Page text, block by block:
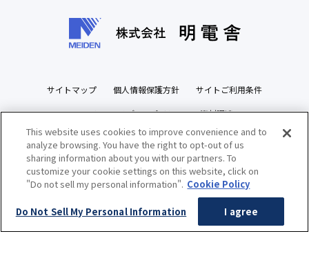
サイトマップ 個人情報保護方針 サイトご利用条件
ソーシャルメディアポリシー 資材調達
ビジネスパートナーズサイト
This website uses cookies to improve convenience and to
analyze browsing. You have the right to opt-out of us
sharing information about you with our partners. To
customize your cookie settings on this website, click on
"Do not sell my personal information". Cookie Policy
Do Not Sell My Personal Information I agree